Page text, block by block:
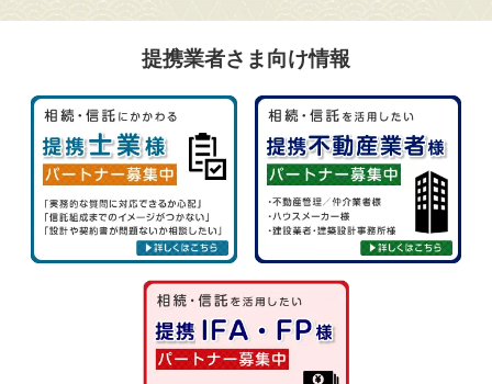
提携業者さま向け情報